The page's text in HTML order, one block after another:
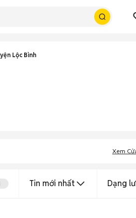
Lộc Bình
Xem
Tin mới nhất Dạng